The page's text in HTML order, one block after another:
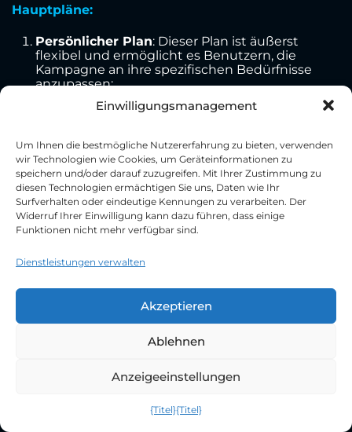
Einwilligungsmanagement
Um Ihnen die bestmögliche Nutzererfahrung zu bieten, verwenden
wir Technologien wie Cookies, um Geräteinformationen zu
speichern und/oder darauf zuzugreifen. Mit Ihrer Zustimmung zu
diesen Technologien ermächtigen Sie uns, Daten wie Ihr
Surfverhalten oder eindeutige Kennungen zu verarbeiten. Der
Widerruf Ihrer Einwilligung kann dazu führen, dass einige
Funktionen nicht mehr verfügbar sind.
Dienstleistungen verwalten
Akzeptieren
Ablehnen
Anzeigeeinstellungen
{Titel}{Titel}
Hauptpläne:
Persönlicher Plan: Dieser Plan ist äußerst
flexibel und ermöglicht es Benutzern, die
Kampagne an ihre spezifischen Bedürfnisse
anzupassen:
Möglichkeit, die Budgetgröße festzulegen
Kombinieren verschiedener Linktypen
Eigene Kriterien für die Platzierung
entwickeln
Möglichkeit, die Dynamik der Platzierungen
zu beeinflussen
Preis: Nach Vereinbarung
Mindestplan: Dieser Plan ist ideal für diejenigen,
über ein begrenztes Budget verfügen:
Die empfohlene Platzierungsdauer beträgt 1
Platzierungsgarantien
Manuelle Moderation
Persönlicher Manager
: Dieser Plan bietet erweiterte